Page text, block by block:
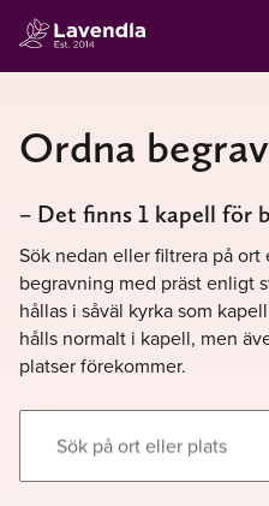
Ordna
– Det finns 1 kapell för
Sök nedan eller filtrera på ort
begravning med präst enligt
hållas i såväl kyrka som
hålls normalt i kapell, men
platser förekommer.
Sök på ort eller plats